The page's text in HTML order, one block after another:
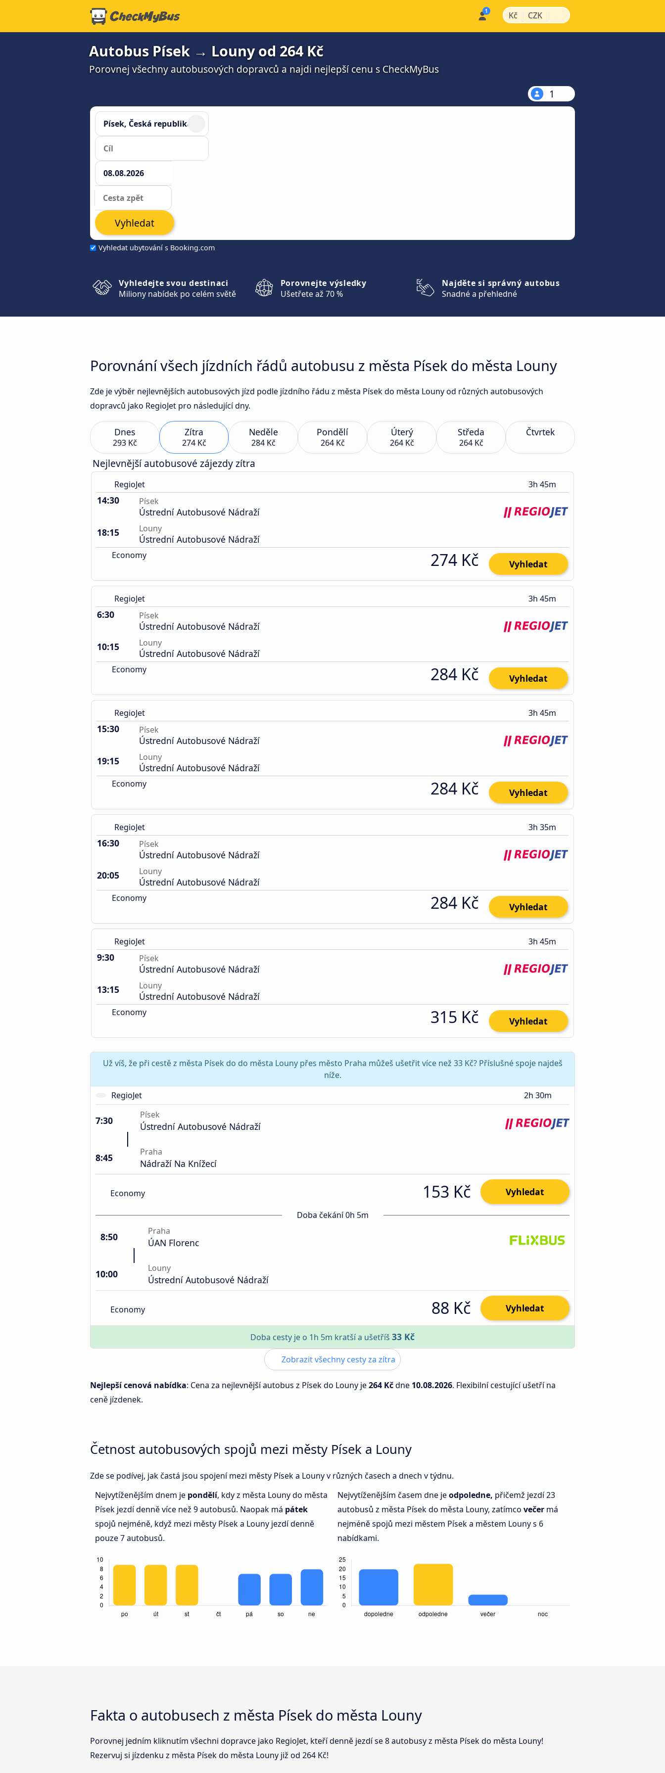
Kč | CZK |
Autobus Písek → Louny od 264 Kč
Porovnej všechny autobusových dopravců a najdi nejlepší cenu s CheckMyBus
1
Vyhledat ubytování s Booking.com
Vyhledat
Vyhledejte svou destinaci
Miliony nabídek po celém světě
Porovnejte výsledky
Ušetřete až 70 %
Najděte si správný autobus
Snadné a přehledné
Porovnání všech jízdních řádů autobusu z města Písek do města Louny
Zde je výběr nejlevnějších autobusových jízd podle jízdního řádu z města Písek do města Louny od různých autobusových
dopravců jako RegioJet pro následující dny.
Dnes
293 Kč
Zítra
274 Kč
Neděle
284 Kč
Pondělí
264 Kč
Úterý
264 Kč
Středa
264 Kč
Čtvrtek
Nejlevnější autobusové zájezdy zítra
RegioJet 3h 45m
14:30 Písek
Ústrední Autobusové Nádraží
18:15
Louny
Ústrední Autobusové Nádraží
Economy 274 Kč Vyhledat
RegioJet 3h 45m
6:30 Písek
Ústrední Autobusové Nádraží
10:15
Louny
Ústrední Autobusové Nádraží
Economy 284 Kč Vyhledat
RegioJet 3h 45m
15:30 Písek
Ústrední Autobusové Nádraží
19:15
Louny
Ústrední Autobusové Nádraží
Economy 284 Kč Vyhledat
RegioJet 3h 35m
16:30 Písek
Ústrední Autobusové Nádraží
20:05
Louny
Ústrední Autobusové Nádraží
Economy 284 Kč Vyhledat
RegioJet 3h 45m
9:30 Písek
Ústrední Autobusové Nádraží
13:15
Louny
Ústrední Autobusové Nádraží
Economy 315 Kč Vyhledat
Už víš, že při cestě z města Písek do do města Louny přes město Praha můžeš ušetřit více než 33 Kč? Příslušné spoje najdeš
níže.
RegioJet
2h 30m
7:30 Písek
Ústrední Autobusové Nádraží
8:45 Praha
Nádraží Na Knížecí
Economy 153 Kč Vyhledat
Doba čekání 0h 5m
8:50 Praha
ÚAN Florenc
10:00 Louny
Ústrední Autobusové Nádraží
Economy 88 Kč Vyhledat
Doba cesty je o 1h 5m kratší a ušetříš 33 Kč
Zobrazit všechny cesty za zítra
Nejlepší cenová nabídka: Cena za nejlevnější autobus z Písek do Louny je264 Kčdne 10.08.2026. Flexibilní cestující ušetří na
ceně jízdenek.
Četnost autobusových spojů mezi městy Písek a Louny
Zde se podívej, jak častá jsou spojení mezi městy Písek a Louny v různých časech a dnech v týdnu.
Nejvytíženějším dnem je pondělí, kdy z města Louny do města
Písek jezdí denně více než 9 autobusů. Naopak má pátek
spojů nejméně, když mezi městy Písek a Louny jezdí denně
pouze 7 autobusů.
Nejvytíženějším časem dne jeodpoledne, přičemž jezdí 23
autobusů z města Písek do města Louny, zatímco večer má
nejméně spojů mezi městem Písek a městem Louny s 6
nabídkami.
Fakta o autobusech z města Písek do města Louny
Porovnej jedním kliknutím všechni dopravce jako RegioJet, kteří denně jezdí se 8 autobusy z města Písek do města Louny!
Rezervuj si jízdenku z města Písek do města Louny již od 264 Kč!